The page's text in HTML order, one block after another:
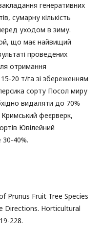
генеративних
сумарну кількість
уходом в зиму.
що має найвищий
проведених
отримання
20 т/га зі збереженням
сорту Посол миру
видаляти до 70%
феєрверк,
Ювілейний
40%.
Prunus Fruit Tree Species
Directions. Horticultural
228.